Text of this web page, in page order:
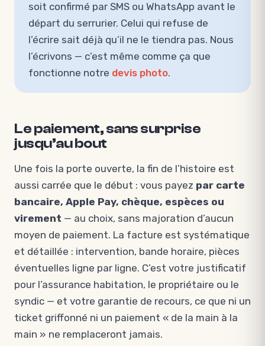
soit confirmé par SMS ou WhatsApp avant le
départ du serrurier. Celui qui refuse de
l’écrire sait déjà qu’il ne le tiendra pas. Nous
l’écrivons — c’est même comme ça que
fonctionne notre devis photo.
Le paiement, sans surprise
jusqu’au bout
Une fois la porte ouverte, la fin de l’histoire est
aussi carrée que le début : vous payez par carte
bancaire, Apple Pay, chèque, espèces ou
virement — au choix, sans majoration d’aucun
moyen de paiement. La facture est systématique
et détaillée : intervention, bande horaire, pièces
éventuelles ligne par ligne. C’est votre justificatif
pour l’assurance habitation, le propriétaire ou le
syndic — et votre garantie de recours, ce que ni un
ticket griffonné ni un paiement « de la main à la
main » ne remplaceront jamais.